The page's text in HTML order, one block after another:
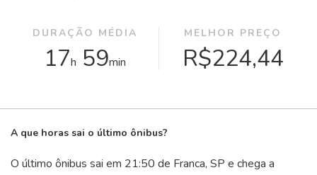
DURAÇÃO MÉDIA
17h 59min
MELHOR PREÇO
R$224,44
A que horas sai o último ônibus?
O último ônibus sai em 21:50 de Franca, SP e chega a